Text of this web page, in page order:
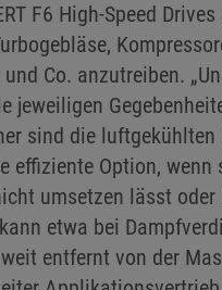
F6 High-Speed
Co. anzutreiben.
jeweiligen
sind die luftgekühlten
effiziente Option, wenn
umsetzen lässt
etwa bei
entfernt von der